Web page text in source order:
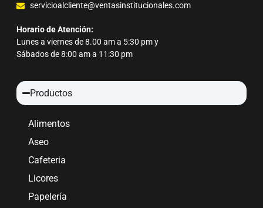
servicioalcliente@ventasinstitucionales.com
Horario de Atención:
Lunes a viernes de 8.00 am a 5:30 pm y
Sábados de 8:00 am a 11:30 pm
Productos
Alimentos
Aseo
Cafeteria
Licores
Papelería